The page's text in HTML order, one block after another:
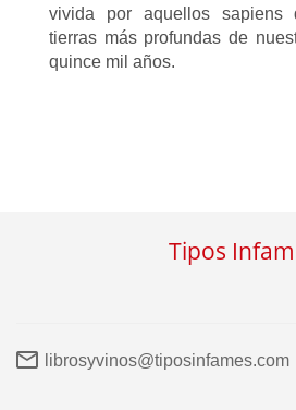
vivida por aquellos sapiens
tierras más profundas de
quince mil años.
Tipos
librosyvinos@tiposinfames.com